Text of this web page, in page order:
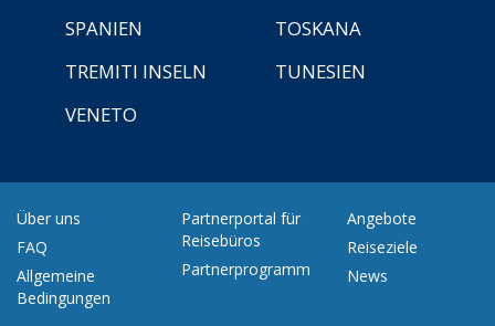
SPANIEN
TOSKANA
TREMITI INSELN
TUNESIEN
VENETO
Über uns
FAQ
Allgemeine
Bedingungen
Partnerportal für
Reisebüros
Partnerprogramm
Angebote
Reiseziele
News